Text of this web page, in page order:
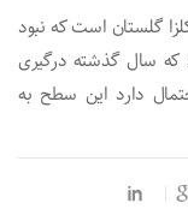
گلستان است که نبود
سال گذشته درگیری
دارد این سطح به